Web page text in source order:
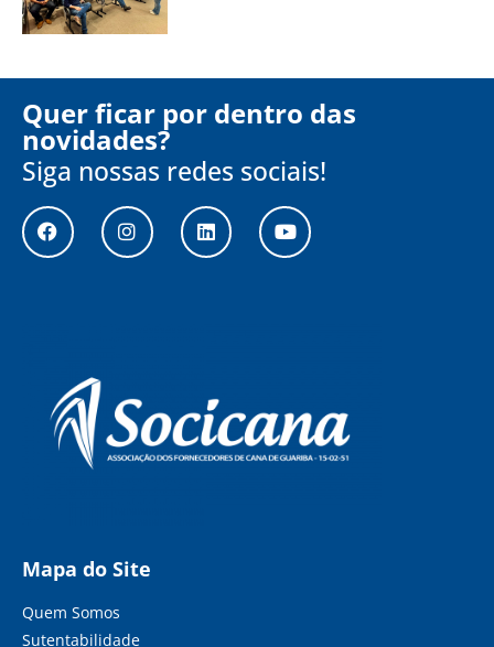
Quer ficar por dentro das
novidades?
Siga nossas redes sociais!
Mapa do Site
Quem Somos
Sutentabilidade